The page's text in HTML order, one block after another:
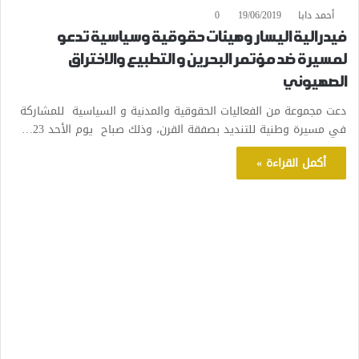
أحمد دابا 19/06/2019
0
فيدرالية اليسار وهيئات حقوقية وسياسية تدعو
لمسيرة ضد مؤتمر البحرين و التطبيع والاختراق
الصهيوني
دعت مجموعة من الفعاليات الحقوقية والمدنية و السياسية للمشاركة
في مسيرة وطنية للتنديد بصفقة القرن، وذلك صباح يوم الأحد 23…
أكمل القراءة »